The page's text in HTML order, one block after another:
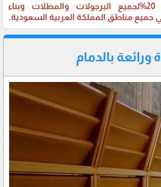
تقدم موسستنا تخفيضات 20%لجميع البرجولات والمظلات وبناء
جميع مناطق المملكة العربية السعودية.
بالدمام